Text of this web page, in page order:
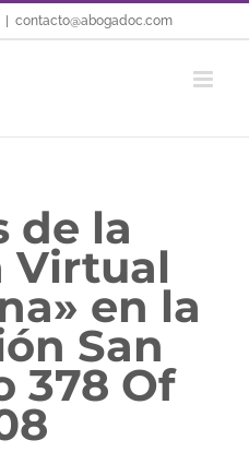
contacto@abogadoc.com
de la
Virtual
en la
San
378 Of